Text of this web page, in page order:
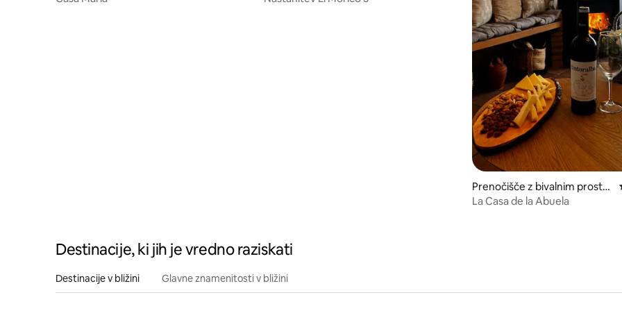
Prenočišče z bivalnim prostor
om
La Casa de la Abuela
Destinacije, ki jih je vredno raziskati
Destinacije v bližini Glavne znamenitosti v bližini